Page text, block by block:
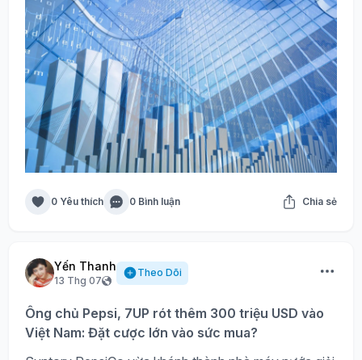
0 Yêu thích 0 Bình luận Chia sẻ
Yến Thanh
13 Thg 07
Theo Dõi
Ông chủ Pepsi, 7UP rót thêm 300 triệu USD vào
Việt Nam: Đặt cược lớn vào sức mua?